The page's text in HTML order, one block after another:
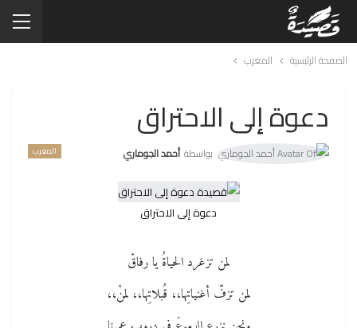
الصفحة الرئيسية المغرب
دعوة إلى الاحتراق
المغرب بواسطة أحمد الجوماري
دعوة إلى الاحتراق
لمن تزغرد الحياةُ يا رفاقْ
لمن تزفّ أغنياتِها،، قُبلاتِها،، لمنْ،،